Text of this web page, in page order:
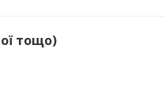
тощо)